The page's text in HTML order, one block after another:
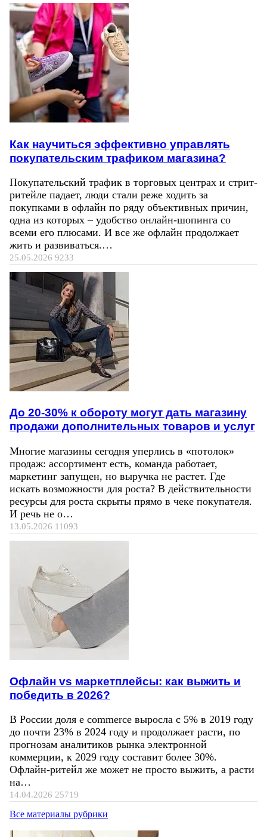
Как научиться эффективно управлять
покупательским трафиком магазина?
Покупательский трафик в торговых центрах и стрит-
ритейле падает, люди стали реже ходить за
покупками в офлайн по ряду объективных причин,
одна из которых – удобство онлайн-шопинга со
всеми его плюсами. И все же офлайн продолжает
жить и развиваться.…
25.05.2026 9233
До 20-30% к обороту могут дать магазину
продажи дополнительных товаров и услуг
Многие магазины сегодня уперлись в «потолок»
продаж: ассортимент есть, команда работает,
маркетинг запущен, но выручка не растет. Где
искать возможности для роста? В действительности
ресурсы для роста скрыты прямо в чеке покупателя.
И речь не о…
13.05.2026 11093
Офлайн vs маркетплейсы: как выжить и
победить в 2026?
В России доля e commerce выросла с 5% в 2019 году
до почти 23% в 2024 году и продолжает расти, по
прогнозам аналитиков рынка электронной
коммерции, к 2029 году составит более 30%.
Офлайн-ритейл же может не просто выжить, а расти
на…
14.04.2026 25719
Все материалы рубрики